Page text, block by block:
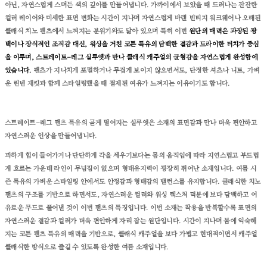
아닌, 자연스럽게 스며든 색의 깊이를 만들어냅니다. 가까이에서 보았을 때 드러나는 잔잔한
컬러 레이어와 미세한 표면 변화는 시간이 지나며 자연스럽게 바랜 빈티지 워크웨어나 오래된
클래식 치노 팬츠에서 느껴지는 분위기와도 닮아 있으며 특히 이번 원단의 매력은 과장된 광
택이나 장식적인 조직감 대신, 워싱을 거친 코튼 특유의 담백한 결감과 드라이한 터치가 중심
을 이루며, 스트레이트-레그 실루엣과 만나 클래식 캐주얼의 균형감을 자연스럽게 완성함에
있습니다. 팬츠가 지나치게 포멀하거나 무겁게 보이지 않으면서도, 단정한 셔츠나 니트, 가벼
운 린넨 재킷과 함께 스타일링했을 때 절제된 여유가 느껴지는 이유이기도 합니다.
스트레이트-레그 팬츠 특유의 곧게 떨어지는 실루엣은 소재의 표면감과 만나 더욱 편안하고
자연스러운 인상을 만들어냅니다.
과하게 힘이 들어가거나 단단하게 각을 세우기보다는 몸의 움직임에 따라 지연스럽고 부드럽
게 흐르는 가운데 라인이 무넘짐이 없으며 형태유지력이 굉장히 뛰어난 소재입니다. 여름 시
즌 특유의 가벼운 스타일링 안에서도 안정감과 형태감의 밸런스를 유지합니다. 클래식한 치노
팬츠의 구조를 기반으로 하면서도, 자연스러운 컬러와 워싱 텍스처 덕분에 보다 담백하고 여
유로운 무드로 풀어낸 것이 이번 팬츠의 특징입니다. 이번 소재는 착용을 반복할수록 표면의
자연스러운 결감과 컬러가 더욱 편안하게 자리 잡는 원단입니다. 시간이 지나며 몸에 익숙해
지는 코튼 팬츠 특유의 매력을 기반으로, 클래식 캐주얼을 보다 가볍고 현대적이면서 캐주얼
클래식한 방식으로 즐길 수 있도록 완성한 여름 소재입니다.